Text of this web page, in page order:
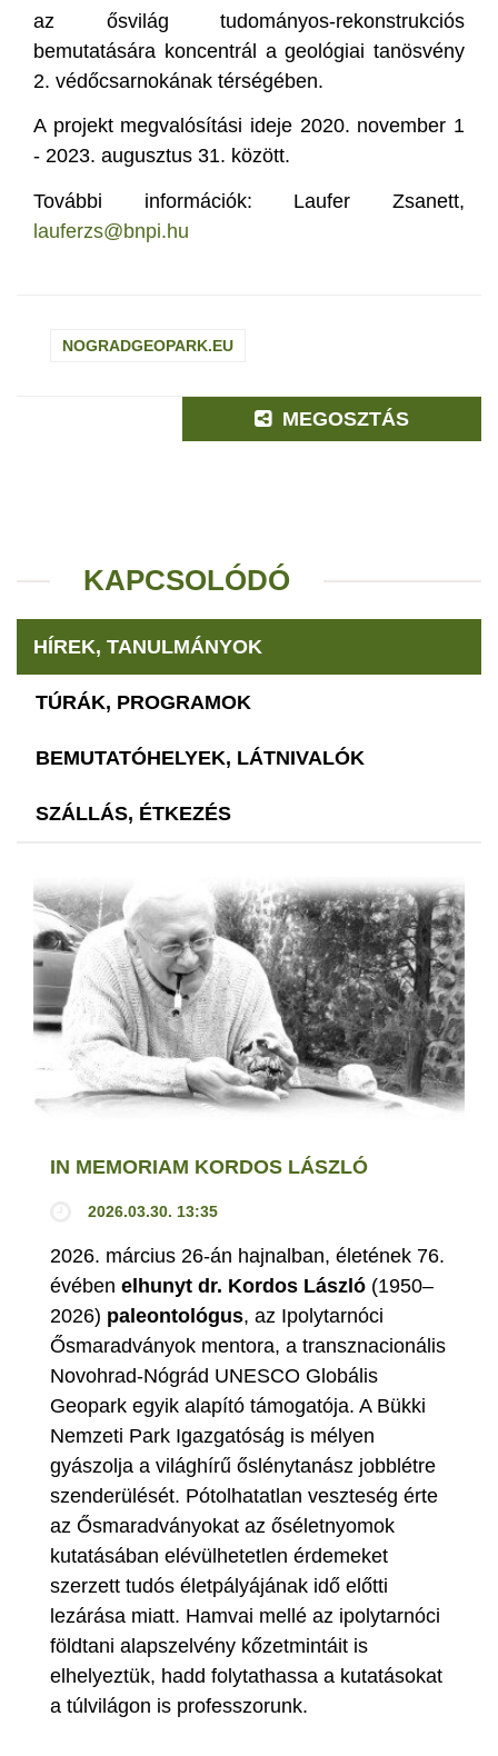
az ősvilág tudományos-rekonstrukciós
bemutatására koncentrál a geológiai tanösvény
2. védőcsarnokának térségében.
A projekt megvalósítási ideje 2020. november 1
- 2023. augusztus 31. között.
További információk: Laufer Zsanett,
lauferzs@bnpi.hu
NOGRADGEOPARK.EU
MEGOSZTÁS
KAPCSOLÓDÓ
HÍREK, TANULMÁNYOK
TÚRÁK, PROGRAMOK
BEMUTATÓHELYEK, LÁTNIVALÓK
SZÁLLÁS, ÉTKEZÉS
IN MEMORIAM KORDOS LÁSZLÓ
2026.03.30. 13:35
2026. március 26-án hajnalban, életének 76.
évében elhunyt dr. Kordos László (1950–
2026) paleontológus, az Ipolytarnóci
Ősmaradványok mentora, a transznacionális
Novohrad-Nógrád UNESCO Globális
Geopark egyik alapító támogatója. A Bükki
Nemzeti Park Igazgatóság is mélyen
gyászolja a világhírű őslénytanász jobblétre
szenderülését. Pótolhatatlan veszteség érte
az Ősmaradványokat az őséletnyomok
kutatásában elévülhetetlen érdemeket
szerzett tudós életpályájának idő előtti
lezárása miatt. Hamvai mellé az ipolytarnóci
földtani alapszelvény kőzetmintáit is
elhelyeztük, hadd folytathassa a kutatásokat
a túlvilágon is professzorunk.